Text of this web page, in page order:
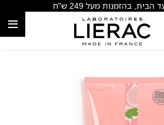
בהזמנות מעל 249 ש"ח
≡